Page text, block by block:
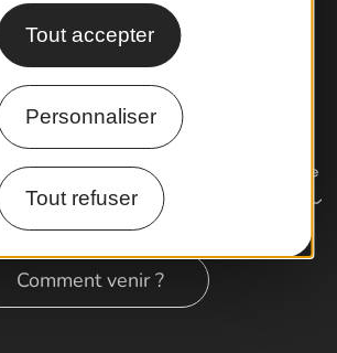
Tout accepter
Personnaliser
Tout refuser
Comment venir ?